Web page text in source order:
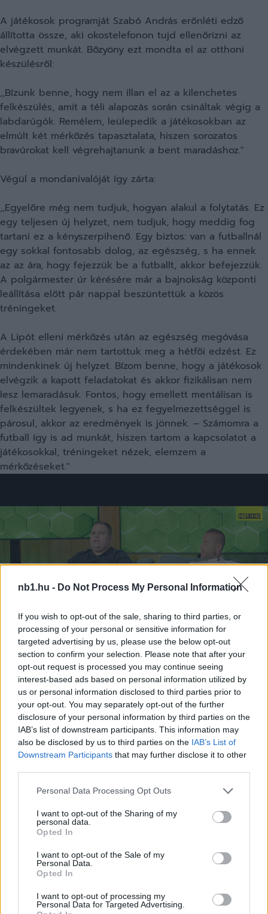
nb1.hu - Do Not Process My Personal Information
If you wish to opt-out of the sale, sharing to third parties, or
processing of your personal or sensitive information for
targeted advertising by us, please use the below opt-out
section to confirm your selection. Please note that after your
opt-out request is processed you may continue seeing
interest-based ads based on personal information utilized by
us or personal information disclosed to third parties prior to
your opt-out. You may separately opt-out of the further
disclosure of your personal information by third parties on the
IAB’s list of downstream participants. This information may
also be disclosed by us to third parties on the IAB’s List of
Downstream Participants that may further disclose it to other
Please note that this website/app uses one or more Google
not limited to your visit or usage behaviour. You may click to
grant or deny consent to Google and its third-party tags to
use your data for below specified purposes in below Google
consent section.
Personal Data Processing Opt Outs
I want to opt-out of the Sharing of my
personal data.
Opted In
I want to opt-out of the Sale of my
Personal Data.
Opted In
I want to opt-out of processing my
Personal Data for Targeted Advertising.
A játékosok programját Szabó András erőnléti edző
állította össze, aki okostelefonon tujd ellenőrizni az
elvégzett munkát. Bőzyöny ezt mondta el az otthoni
készülésről:
,,Bízunk benne, hogy nem illan el az a kilenchetes
felkészülés, amit a téli alapozás során csináltak végig a
labdarúgók. Remélem, leülepedik a játékosokban az
elmúlt két mérkőzés tapasztalata, hiszen sorozatos
bravúrokat kell végrehajtanunk a bent maradáshoz."
Végül a mondanivalóját így zárta:
,,Egyelőre még nem tudjuk, hogyan alakul a folytatás. Ez
egy teljesen új helyzet, nem tudjuk, hogy meddig fog
tartani ez a kényszerpihenő. Egy biztos: van a futballnál
egy sokkal fontosabb dolog, az egészség, s ha ennek
az az ára, hogy fejezzük be a futballt, akkor befejezzük.
A polgármester úr kérésére már a bajnokság központi
leállítása előtt pár nappal beszüntettük a közös
tréningeket.
A Lipót elleni mérkőzés után az egészség megóvása
érdekében már nem tartottuk meg a hétfői edzést. Ez
mindenkinek új helyzet. Bízom benne, hogy a játékosok
elvégzik a kapott feladatokat és akkor fizikálisan nem
lesz lemaradásuk. Fontos, hogy emellett mentálisan is
felkészültek legyenek, s ha ez fegyelmezettséggel is
párosul, akkor az eredmények is jönnek. – Számomra a
futball így is ad munkát, hiszen tartom a kapcsolatot a
játékosokkal, tréningeket nézek, elemzem a
mérkőzéseket."
Pause UnmuteLoaded:
Remaining
-0:14
Picture-
in-
Picture
Szöveg forrása: Balatonlelle
KAPCSOLÓDÓ HÍREK
Hírek